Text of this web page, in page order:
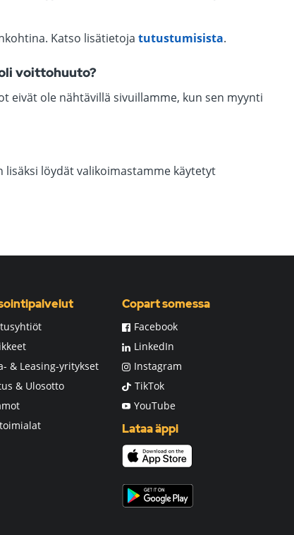
Katso lisätietoja tutustumisista.
voittohuuto?
eivät ole nähtävillä sivuillamme, kun sen myynti
löydät valikoimastamme käytetyt
& Leasing-yritykset
& Ulosotto
Copart somessa
Facebook
LinkedIn
Instagram
TikTok
YouTube
Lataa äppi